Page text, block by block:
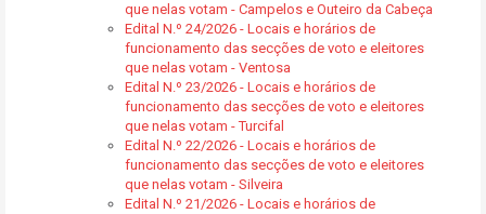
que nelas votam - Campelos e Outeiro da Cabeça
Edital N.º 24/2026 - Locais e horários de
funcionamento das secções de voto e eleitores
que nelas votam - Ventosa
Edital N.º 23/2026 - Locais e horários de
funcionamento das secções de voto e eleitores
que nelas votam - Turcifal
Edital N.º 22/2026 - Locais e horários de
funcionamento das secções de voto e eleitores
que nelas votam - Silveira
Edital N.º 21/2026 - Locais e horários de